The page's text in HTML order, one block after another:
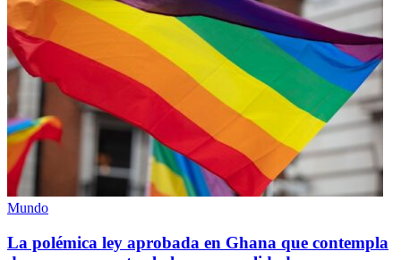
Mundo
La polémica ley aprobada en Ghana que contempla